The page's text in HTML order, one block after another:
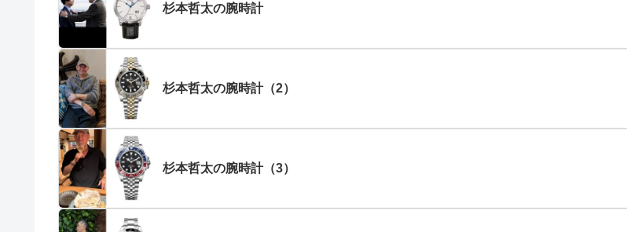
杉本哲太の腕時計
杉本哲太の腕時計（2）
杉本哲太の腕時計（3）